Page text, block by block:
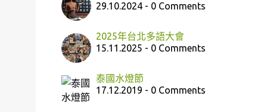
29.10.2024 - 0 Comments
2025年台北多語大會
15.11.2025 - 0 Comments
泰國水燈節
17.12.2019 - 0 Comments